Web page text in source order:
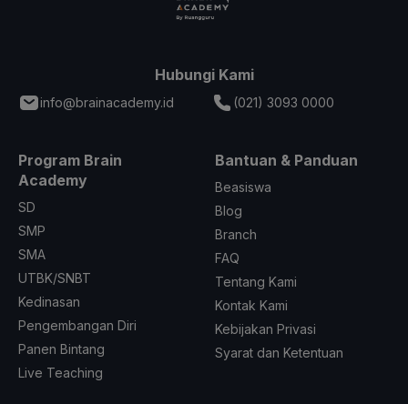
Hubungi Kami
info@brainacademy.id (021) 3093 0000
Program Brain
Academy
SD
SMP
SMA
UTBK/SNBT
Kedinasan
Pengembangan Diri
Panen Bintang
Live Teaching
Bantuan & Panduan
Beasiswa
Blog
Branch
FAQ
Tentang Kami
Kontak Kami
Kebijakan Privasi
Syarat dan Ketentuan